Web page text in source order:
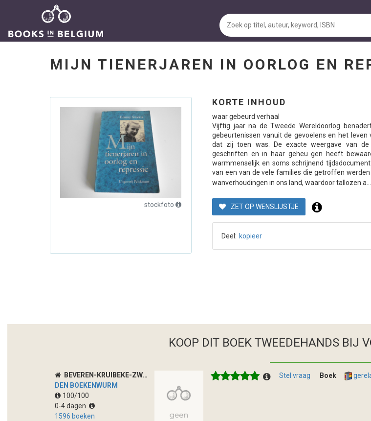
MIJN TIENERJAREN IN OORLOG EN
stockfoto
KORTE INHOUD
waar gebeurd verhaal
Vijftig jaar na de Tweede Wereldoorlog
gebeurtenissen vanuit de gevoelens en het leven
dat zij toen was. De exacte weergave van
geschriften en in haar geheu gen heeft
warmmenselijk en soms schrijnend
van een van de vele families die getroffen
wanverhoudingen in ons land, waardoor tallozen a...
ZET OP WENSLIJSTJE
Deel: kopieer
KOOP DIT BOEK TWEEDEHANDS BIJ
BEVEREN-KRUIBEKE-ZWIJNDRECHT
DEN BOEKENWURM
100/100
0-4 dagen
1596 boeken
Stel vraag Boek